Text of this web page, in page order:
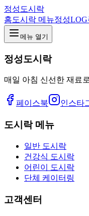
정성도시락
홈도시락 메뉴정성LOG
메뉴 열기
정성도시락
매일 아침 신선한 재료
페이스북 인스타
도시락 메뉴
일반 도시락
건강식 도시락
어린이 도시락
단체 케이터링
고객센터